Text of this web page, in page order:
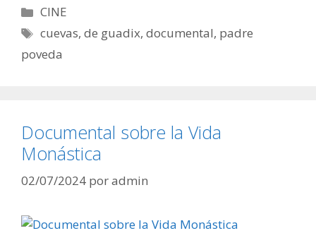
Categorías
CINE
Etiquetas
cuevas,de guadix,documental, padre
poveda
Documental sobre la Vida
Monástica
02/07/2024 poradmin